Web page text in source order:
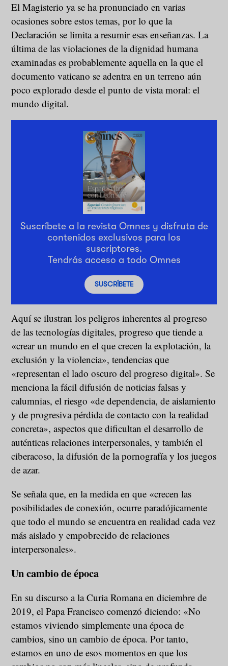
El Magisterio ya se ha pronunciado en varias
ocasiones sobre estos temas, por lo que la
Declaración se limita a resumir esas enseñanzas. La
última de las violaciones de la dignidad humana
examinadas es probablemente aquella en la que el
documento vaticano se adentra en un terreno aún
poco explorado desde el punto de vista moral: el
mundo digital.
Suscríbete a la revista Omnes y disfruta de
contenidos exclusivos para los
suscriptores.
Tendrás acceso a todo Omnes
SUSCRÍBETE
Aquí se ilustran los peligros inherentes al progreso
de las tecnologías digitales, progreso que tiende a
«crear un mundo en el que crecen la explotación, la
exclusión y la violencia», tendencias que
«representan el lado oscuro del progreso digital». Se
menciona la fácil difusión de noticias falsas y
calumnias, el riesgo «de dependencia, de aislamiento
y de progresiva pérdida de contacto con la realidad
concreta», aspectos que dificultan el desarrollo de
auténticas relaciones interpersonales, y también el
ciberacoso, la difusión de la pornografía y los juegos
de azar.
Se señala que, en la medida en que «crecen las
posibilidades de conexión, ocurre paradójicamente
que todo el mundo se encuentra en realidad cada vez
más aislado y empobrecido de relaciones
interpersonales».
Un cambio de época
En su discurso a la Curia Romana en diciembre de
2019, el Papa Francisco comenzó diciendo: «No
estamos viviendo simplemente una época de
cambios, sino un cambio de época. Por tanto,
estamos en uno de esos momentos en que los